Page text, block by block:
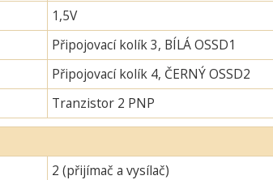
1,5V
Připojovací kolík 3, BÍLÁ OSSD1
Připojovací kolík 4, ČERNÝ OSSD2
Tranzistor 2 PNP
2 (přijímač a vysílač)